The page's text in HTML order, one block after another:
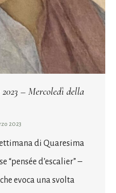
– Mercoledì della
2023
di Quaresima
“pensée d’escalier” –
evoca una svolta